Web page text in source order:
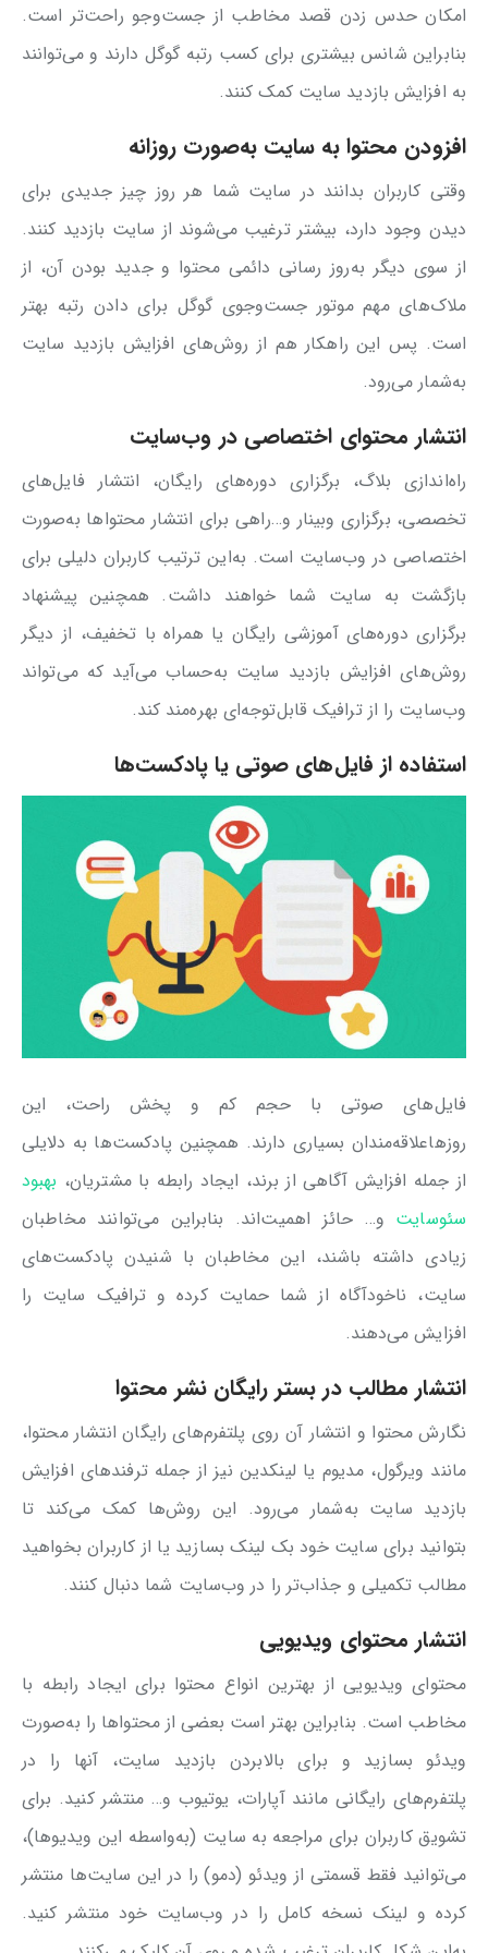
امکان حدس زدن قصد مخاطب از جست‌وجو راحت‌تر است.
بنابراین شانس بیشتری برای کسب رتبه گوگل دارند و می‌توانند
به افزایش بازدید سایت کمک کنند.
افزودن محتوا به سایت به‌صورت روزانه
وقتی کاربران بدانند در سایت شما هر روز چیز جدیدی برای
دیدن وجود دارد، بیشتر ترغیب می‌شوند از سایت بازدید کنند.
از سوی دیگر به‌روز رسانی دائمی محتوا و جدید بودن آن، از
ملاک‌‌های مهم موتور جست‌وجوی گوگل برای دادن رتبه بهتر
است. پس این راهکار هم از روش‌های افزایش بازدید سایت
به‌شمار می‌رود.
انتشار محتوای اختصاصی در وب‌سایت
راه‌اندازی بلاگ، برگزاری دوره‌های رایگان، انتشار فایل‌های
تخصصی، برگزاری وبینار و…راهی برای انتشار محتواها به‌صورت
اختصاصی در وب‌سایت است. به‌این ترتیب کاربران دلیلی برای
بازگشت به سایت شما خواهند داشت. همچنین پیشنهاد
برگزاری دوره‌های آموزشی رایگان یا همراه با تخفیف، از دیگر
روش‌های افزایش بازدید سایت به‌حساب می‌آید که می‌تواند
وب‌سایت را از ترافیک قابل‌توجه‌ای بهره‌مند کند.
استفاده از فایل‌های صوتی یا پادکست‌ها
فایل‌های صوتی با حجم کم و پخش راحت، این
روزهاعلاقه‌مندان بسیاری دارند. همچنین پادکست‌ها به دلایلی
از جمله افزایش آگاهی از برند، ایجاد رابطه با مشتریان، بهبود
سئوسایت و… حائز اهمیت‌اند. بنابراین می‌توانند مخاطبان
زیادی داشته باشند، این مخاطبان با شنیدن پادکست‌های
سایت، ناخودآگاه از شما حمایت کرده و ترافیک سایت را
افزایش می‌دهند.
انتشار مطالب در بستر رایگان نشر محتوا
نگارش محتوا و انتشار آن روی پلتفرم‌های رایگان انتشار محتوا،
مانند ویرگول، مدیوم یا لینکدین نیز از جمله ترفندهای افزایش
بازدید سایت به‌شمار می‌رود. این روش‌ها کمک می‌کند تا
بتوانید برای سایت خود بک لینک بسازید یا از کاربران بخواهید
مطالب تکمیلی و جذاب‌تر را در وب‌سایت شما‌ دنبال کنند.
انتشار محتوای ویدیویی
محتوای ویدیویی از بهترین انواع محتوا برای ایجاد رابطه با
مخاطب است. بنابراین بهتر است بعضی از محتواها را به‌صورت
ویدئو بسازید و برای بالابردن بازدید سایت، آنها را در
پلتفرم‌های رایگانی مانند آپارات، یوتیوب و… منتشر کنید. برای
تشویق کاربران برای مراجعه به سایت (به‌واسطه این ویدیوها)،
می‌توانید فقط قسمتی از ویدئو (دمو) را در این سایت‌ها منتشر
کرده و لینک نسخه کامل را در وب‌سایت خود منتشر کنید.